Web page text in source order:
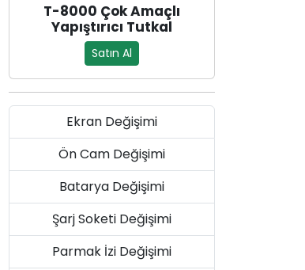
T-8000 Çok Amaçlı
Yapıştırıcı Tutkal
Satın Al
Ekran Değişimi
Ön Cam Değişimi
Batarya Değişimi
Şarj Soketi Değişimi
Parmak İzi Değişimi